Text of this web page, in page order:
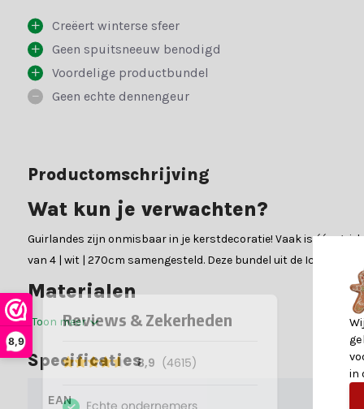
8,9
Creëert winterse sfeer
Geen spuitsneeuw benodigd
Voordelige productbundel
Geen echte dennengeur
Productomschrijving
Wat kun je verwachten?
Guirlandes zijn onmisbaar in je kerstdecoratie! Vaak is één
van 4 | wit | 270cm samengesteld. Deze bundel uit de
Materialen
Onze bundels met guirlandes zijn verkrijgbaar in verschillende
PVC:Guirlandes van PVC hebben zachte naalden en een
PE:
PE-takken worden in mallen gegoten, wat zorgt voor
Toon meer
Specificaties
EAN
in